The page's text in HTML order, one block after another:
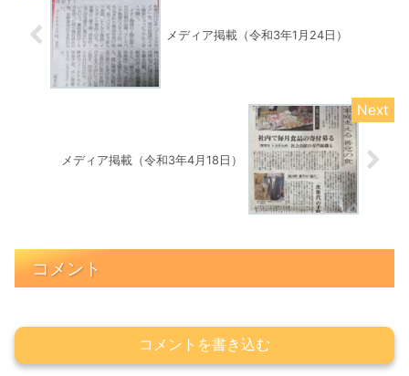
メディア掲載（令和3年1月24日）
メディア掲載（令和3年4月18日）
コメント
コメントを書き込む